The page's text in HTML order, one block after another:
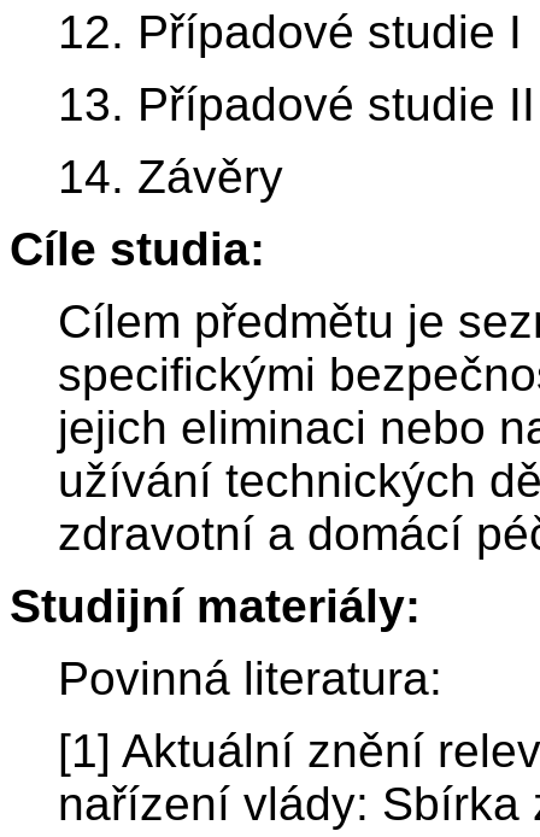
12. Případové studie I
13. Případové studie II
14. Závěry
Cíle studia:
Cílem předmětu je
specifickými
jejich eliminaci nebo
užívání technických
zdravotní a domácí
Studijní materiály:
Povinná literatura:
[1] Aktuální znění
nařízení vlády: Sbírka